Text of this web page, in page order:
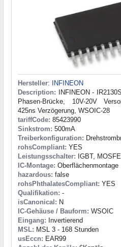
Hersteller: INFINEON
Description: INFINEON -
Phasen-Brücke, 10V-20V
425ns Verzögerung, WSOIC-28
tariffCode: 85423990
Sinkstrom: 500mA
Treiberkonfiguration:
rohsCompliant: YES
Leistungsschalter: IGBT,
IC-Montage: Oberflächenmontage
hazardous: false
rohsPhthalatesCompliant: YES
Qualifikation: -
isCanonical: N
IC-Gehäuse / Bauform: WSOIC
Eingang: Invertierend
MSL: MSL 3 - 168 Stunden
usEccn: EAR99